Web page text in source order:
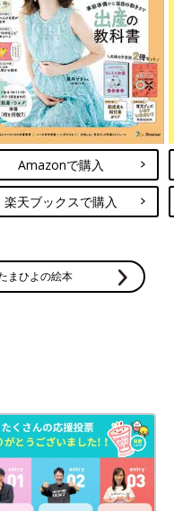
Amazonで購入
楽天ブックスで購入
まひよの絵本